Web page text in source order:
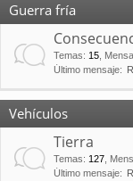
Guerra fría
Temas: 15
Último mensaje:
Vehículos
Tierra
Temas: 127
Último mensaje: